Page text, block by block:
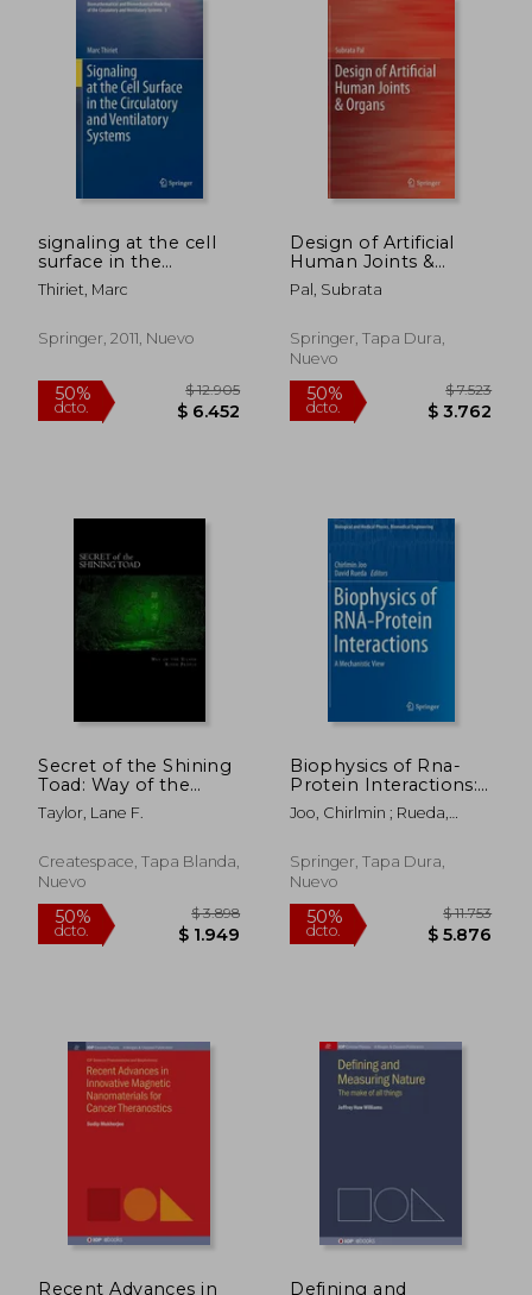
50%
dcto.
50%
dcto.
50%
signaling at the cell
surface in the
circulatory and
ventilatory systems
Thiriet, Marc
Springer, 2011, Nuevo
50% $ 12.905
Design of Artificial
Human Joints &
Organs (en Inglés)
Pal, Subrata
Springer, Tapa Dura,
Nuevo
50%
Secret of the Shining
Toad: Way of the
Silver River People
(en Inglés)
Taylor, Lane F.
Createspace, Tapa Blanda,
Nuevo
Biophysics of Rna-
Protein Interactions:
A Mechanistic View
(en Inglés)
Joo, Chirlmin ; Rueda,
Springer, Tapa Dura,
Nuevo
Recent Advances in Defining and